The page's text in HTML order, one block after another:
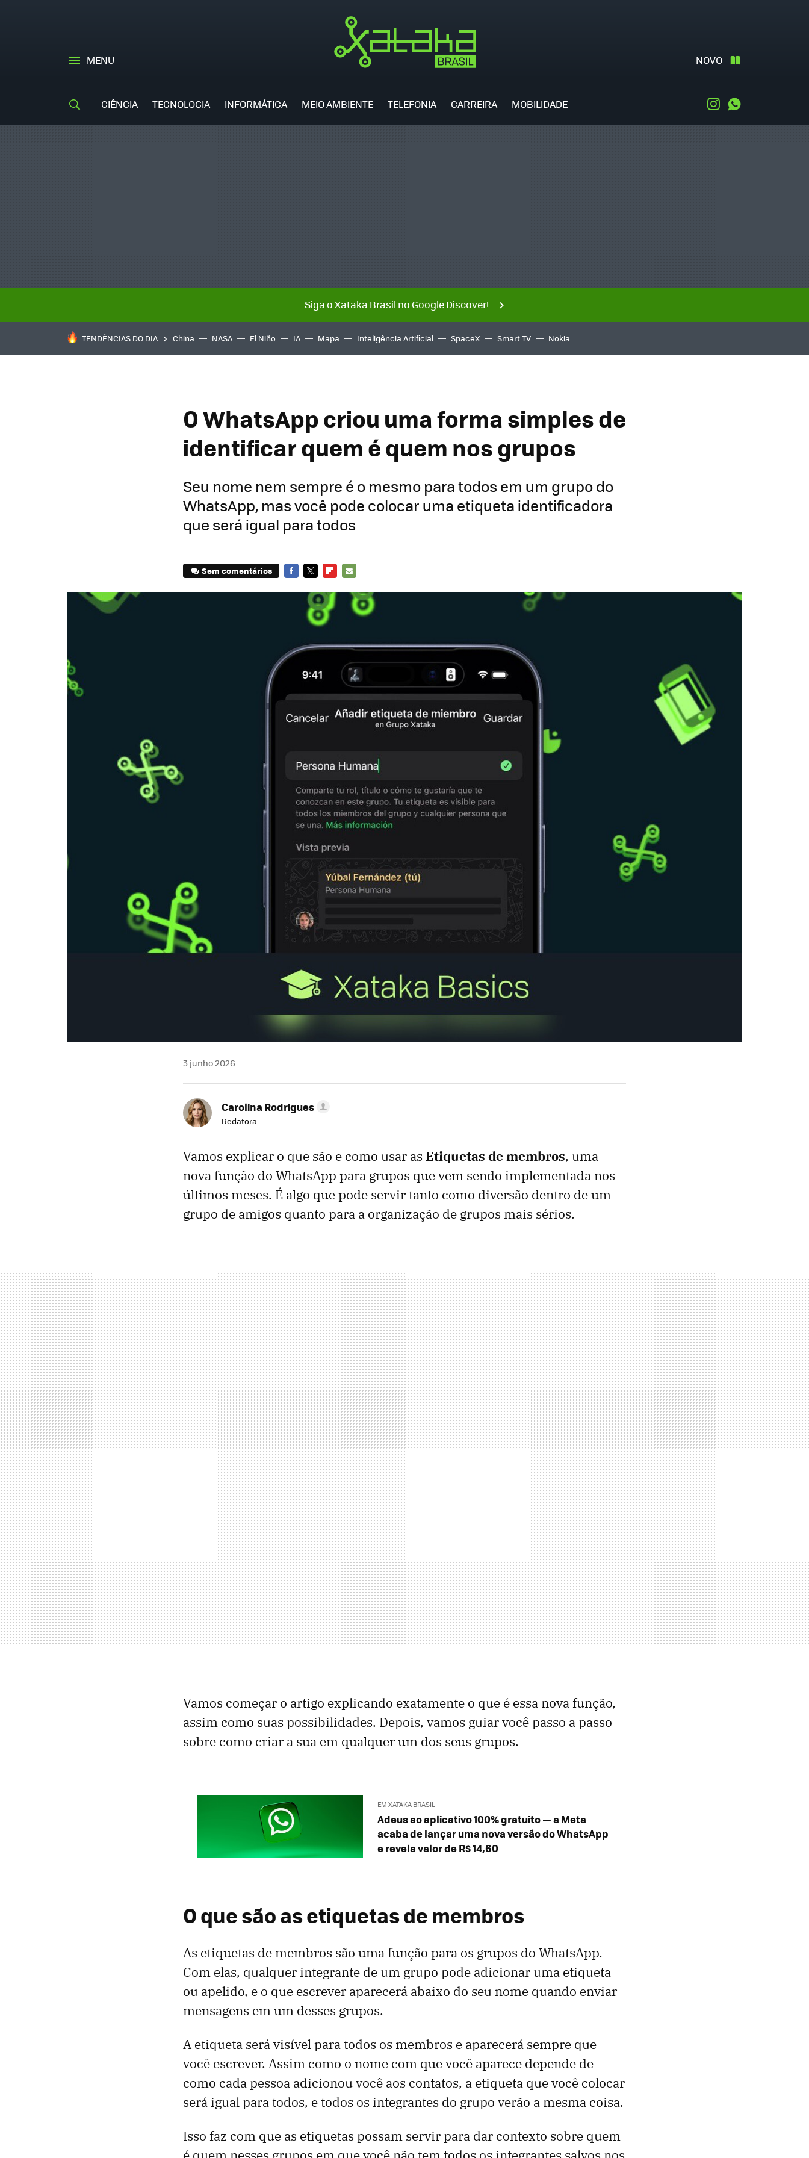
MENU NOVO
CIÊNCIA TECNOLOGIA INFORMÁTICA MEIO AMBIENTE TELEFONIA CARREIRA MOBILIDADE Instagram
Siga o Xataka Brasil no Google Discover!
TENDÊNCIAS DO DIA China NASA El Niño IA Mapa Inteligência Artificial SpaceX Smart TV Nokia
O WhatsApp criou uma forma simples de
identificar quem é quem nos grupos
Seu nome nem sempre é o mesmo para todos em um grupo do
WhatsApp, mas você pode colocar uma etiqueta identificadora
que será igual para todos
Sem comentários
MAIL
3 junho 2026
Carolina Rodrigues
Redatora
Vamos explicar o que são e como usar as Etiquetas de membros, uma
nova função do WhatsApp para grupos que vem sendo implementada nos
últimos meses. É algo que pode servir tanto como diversão dentro de um
grupo de amigos quanto para a organização de grupos mais sérios.
Vamos começar o artigo explicando exatamente o que é essa nova função,
assim como suas possibilidades. Depois, vamos guiar você passo a passo
sobre como criar a sua em qualquer um dos seus grupos.
EM XATAKA BRASIL
Adeus ao aplicativo 100% gratuito — a Meta
acaba de lançar uma nova versão do WhatsApp
e revela valor de R$ 14,60
O que são as etiquetas de membros
As etiquetas de membros são uma função para os grupos do WhatsApp.
Com elas, qualquer integrante de um grupo pode adicionar uma etiqueta
ou apelido, e o que escrever aparecerá abaixo do seu nome quando enviar
mensagens em um desses grupos.
A etiqueta será visível para todos os membros e aparecerá sempre que
você escrever. Assim como o nome com que você aparece depende de
como cada pessoa adicionou você aos contatos, a etiqueta que você colocar
será igual para todos, e todos os integrantes do grupo verão a mesma coisa.
Isso faz com que as etiquetas possam servir para dar contexto sobre quem